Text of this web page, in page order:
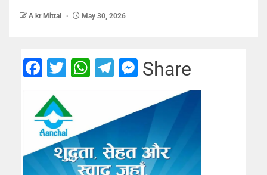
A kr Mittal May 30, 2026
Facebook
Twitter
WhatsApp
Telegram
Messenger
Share